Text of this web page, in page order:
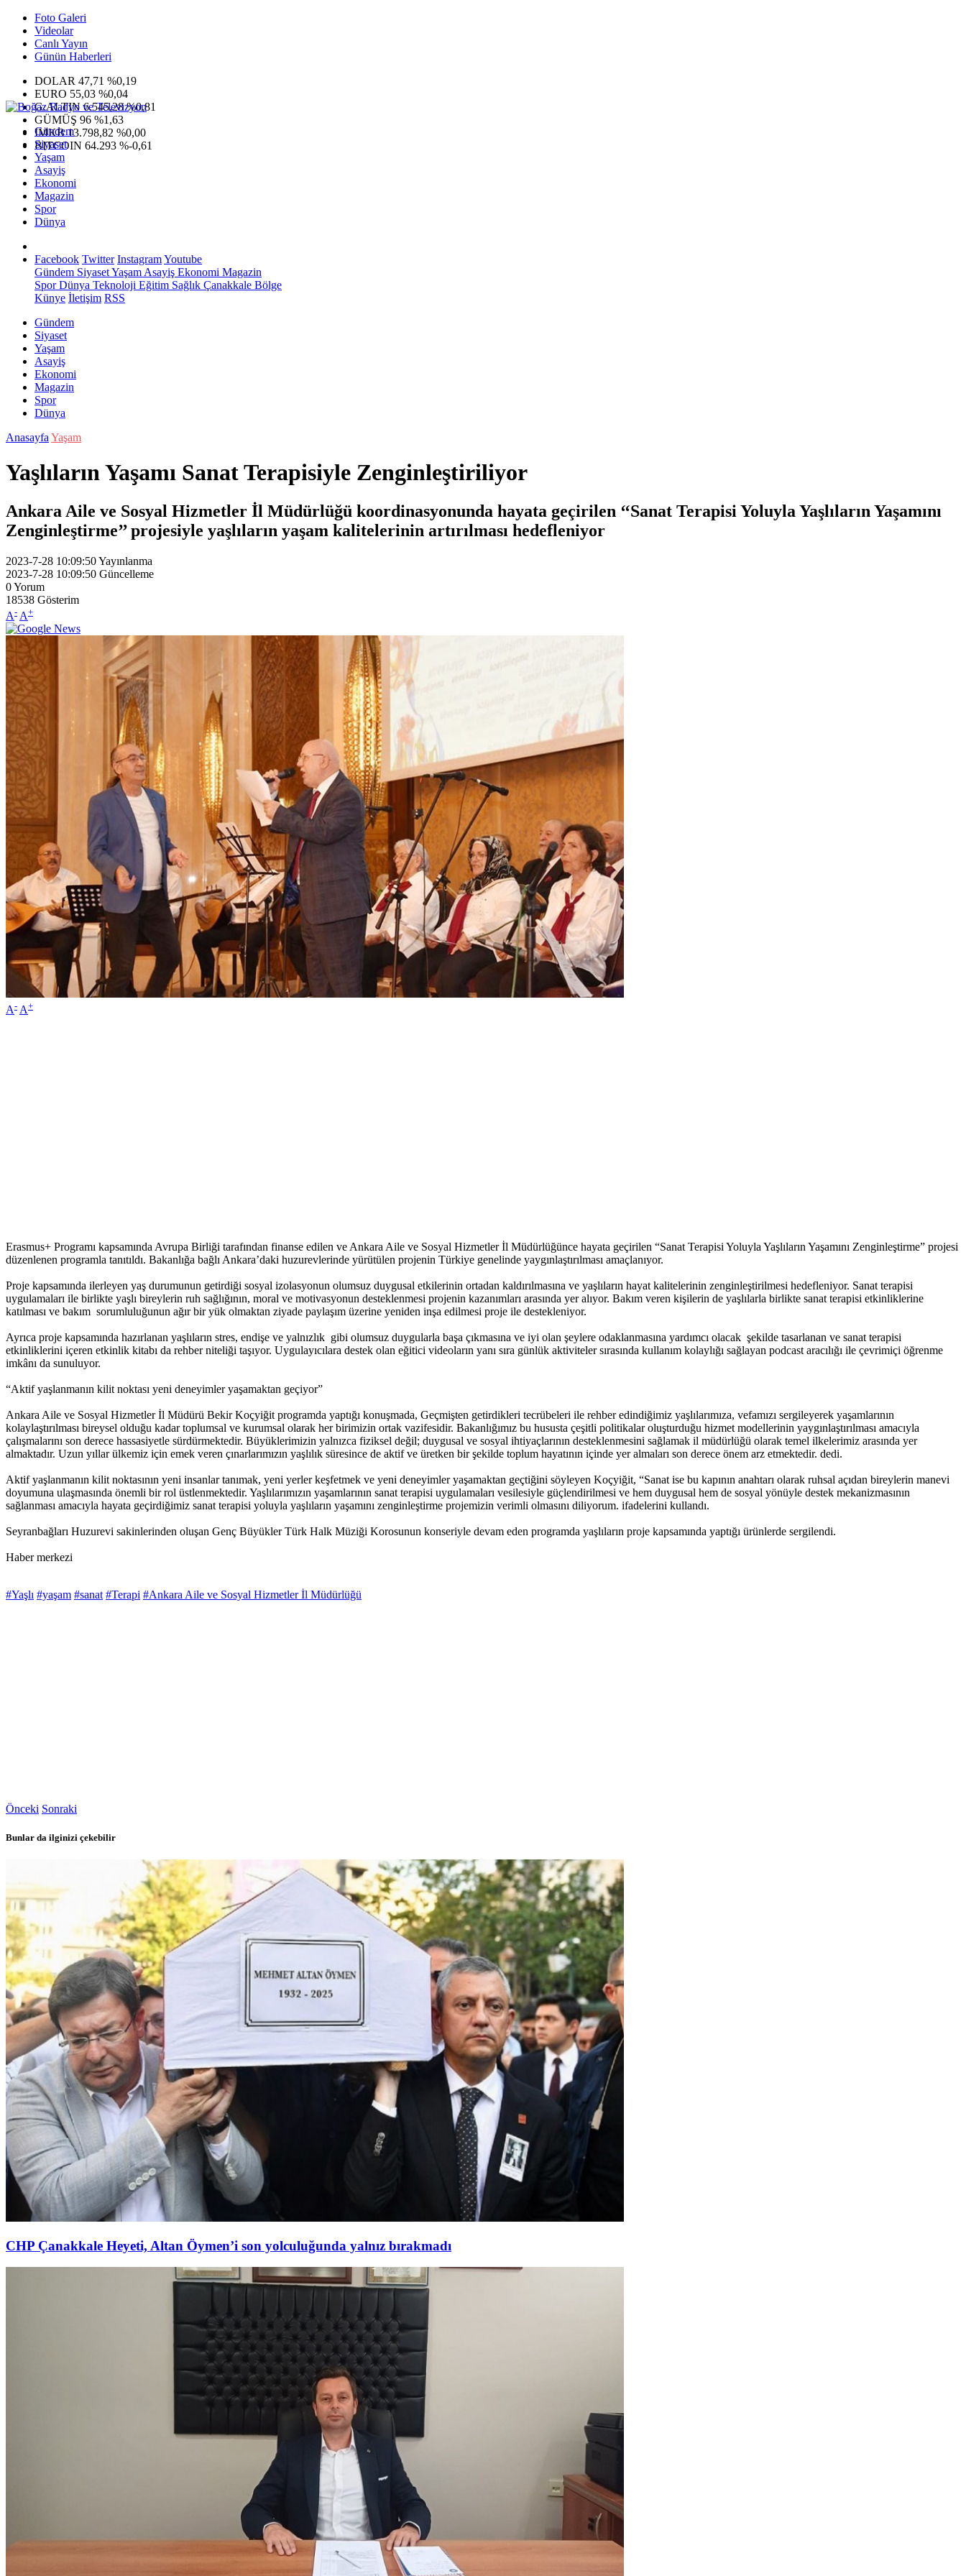
Foto Galeri
Videolar
Canlı Yayın
Günün Haberleri
DOLAR 47,71 %0,19
EURO 55,03 %0,04
G.ALTIN6.545,28 %0,81
GÜMÜŞ 96 %1,63
IMKB13.798,82 %0,00
BITCOIN 64.293 %-0,61
Gündem
Siyaset
Yaşam
Asayiş
Ekonomi
Magazin
Spor
Dünya
Facebook Twitter InstagramYoutube
Gündem SiyasetYaşam Asayiş Ekonomi Magazin
SporDünya Teknoloji Eğitim Sağlık Çanakkale Bölge
Künye İletişim RSS
Gündem
Siyaset
Yaşam
Asayiş
Ekonomi
Magazin
Spor
Dünya
Anasayfa Yaşam
Yaşlıların Yaşamı Sanat Terapisiyle Zenginleştiriliyor
Ankara Aile ve Sosyal Hizmetler İl Müdürlüğü koordinasyonunda hayata geçirilen ‘‘Sanat Terapisi Yoluyla Yaşlıların Yaşamını
Zenginleştirme’’ projesiyle yaşlıların yaşam kalitelerinin artırılması hedefleniyor
2023-7-28 10:09:50Yayınlanma
2023-7-28 10:09:50 Güncelleme
0Yorum
18538 Gösterim
A- A+
A- A+
Erasmus+ Programı kapsamında Avrupa Birliği tarafından finanse edilen ve Ankara Aile ve Sosyal Hizmetler İl Müdürlüğünce hayata geçirilen “Sanat Terapisi Yoluyla Yaşlıların Yaşamını Zenginleştirme” projesi
düzenlenen programla tanıtıldı. Bakanlığa bağlı Ankara’daki huzurevlerinde yürütülen projenin Türkiye genelinde yaygınlaştırılması amaçlanıyor.
Proje kapsamında ilerleyen yaş durumunun getirdiği sosyal izolasyonun olumsuz duygusal etkilerinin ortadan kaldırılmasına ve yaşlıların hayat kalitelerinin zenginleştirilmesi hedefleniyor. Sanat terapisi
uygulamaları ile birlikte yaşlı bireylerin ruh sağlığının, moral ve motivasyonun desteklenmesi projenin kazanımları arasında yer alıyor. Bakım veren kişilerin de yaşlılarla birlikte sanat terapisi etkinliklerine
katılması ve bakım sorumluluğunun ağır bir yük olmaktan ziyade paylaşım üzerine yeniden inşa edilmesi proje ile destekleniyor.
Ayrıca proje kapsamında hazırlanan yaşlıların stres, endişe ve yalnızlık gibi olumsuz duygularla başa çıkmasına ve iyi olan şeylere odaklanmasına yardımcı olacak şekilde tasarlanan ve sanat terapisi
etkinliklerini içeren etkinlik kitabı da rehber niteliği taşıyor. Uygulayıcılara destek olan eğitici videoların yanı sıra günlük aktiviteler sırasında kullanım kolaylığı sağlayan podcast aracılığı ile çevrimiçi öğrenme
imkânı da sunuluyor.
“Aktif yaşlanmanın kilit noktası yeni deneyimler yaşamaktan geçiyor”
Ankara Aile ve Sosyal Hizmetler İl Müdürü Bekir Koçyiğit programda yaptığı konuşmada, Geçmişten getirdikleri tecrübeleri ile rehber edindiğimiz yaşlılarımıza, vefamızı sergileyerek yaşamlarının
kolaylaştırılması bireysel olduğu kadar toplumsal ve kurumsal olarak her birimizin ortak vazifesidir. Bakanlığımız bu hususta çeşitli politikalar oluşturduğu hizmet modellerinin yaygınlaştırılması amacıyla
çalışmalarını son derece hassasiyetle sürdürmektedir. Büyüklerimizin yalnızca fiziksel değil; duygusal ve sosyal ihtiyaçlarının desteklenmesini sağlamak il müdürlüğü olarak temel ilkelerimiz arasında yer
almaktadır. Uzun yıllar ülkemiz için emek veren çınarlarımızın yaşlılık süresince de aktif ve üretken bir şekilde toplum hayatının içinde yer almaları son derece önem arz etmektedir. dedi.
Aktif yaşlanmanın kilit noktasının yeni insanlar tanımak, yeni yerler keşfetmek ve yeni deneyimler yaşamaktan geçtiğini söyleyen Koçyiğit, “Sanat ise bu kapının anahtarı olarak ruhsal açıdan bireylerin manevi
doyumuna ulaşmasında önemli bir rol üstlenmektedir. Yaşlılarımızın yaşamlarının sanat terapisi uygulamaları vesilesiyle güçlendirilmesi ve hem duygusal hem de sosyal yönüyle destek mekanizmasının
sağlanması amacıyla hayata geçirdiğimiz sanat terapisi yoluyla yaşlıların yaşamını zenginleştirme projemizin verimli olmasını diliyorum. ifadelerini kullandı.
Seyranbağları Huzurevi sakinlerinden oluşan Genç Büyükler Türk Halk Müziği Korosunun konseriyle devam eden programda yaşlıların proje kapsamında yaptığı ürünlerde sergilendi.
Haber merkezi
#Yaşlı #yaşam #sanat #Terapi #Ankara Aile ve Sosyal Hizmetler İl Müdürlüğü
Önceki Sonraki
Bunlar da ilginizi çekebilir
CHP Çanakkale Heyeti, Altan Öymen’i son yolculuğunda yalnız bırakmadı